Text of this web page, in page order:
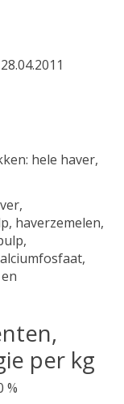
hele haver,
haverzemelen,
per kg
%